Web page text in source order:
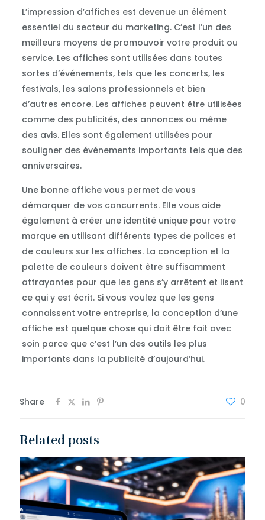
L’impression d’affiches est devenue un élément
essentiel du secteur du marketing. C’est l’un des
meilleurs moyens de promouvoir votre produit ou
service. Les affiches sont utilisées dans toutes
sortes d’événements, tels que les concerts, les
festivals, les salons professionnels et bien
d’autres encore. Les affiches peuvent être utilisées
comme des publicités, des annonces ou même
des avis. Elles sont également utilisées pour
souligner des événements importants tels que des
anniversaires.
Une bonne affiche vous permet de vous
démarquer de vos concurrents. Elle vous aide
également à créer une identité unique pour votre
marque en utilisant différents types de polices et
de couleurs sur les affiches. La conception et la
palette de couleurs doivent être suffisamment
attrayantes pour que les gens s’y arrêtent et lisent
ce qui y est écrit. Si vous voulez que les gens
connaissent votre entreprise, la conception d’une
affiche est quelque chose qui doit être fait avec
soin parce que c’est l’un des outils les plus
importants dans la publicité d’aujourd’hui.
Share 0
Related posts